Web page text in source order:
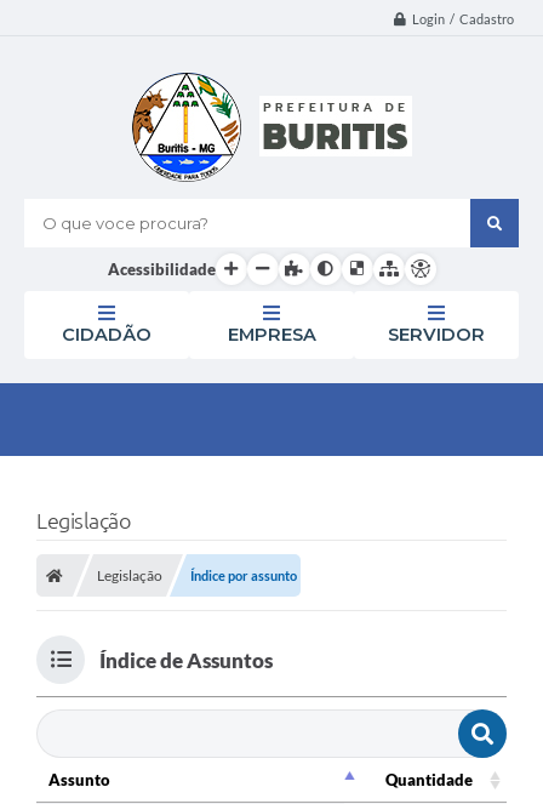
Login / Cadastro
O que voce procura?
Acessibilidade
CIDADÃO EMPRESA SERVIDOR
Legislação
Legislação Índice por assunto
Índice de Assuntos
Assunto
Quantidade